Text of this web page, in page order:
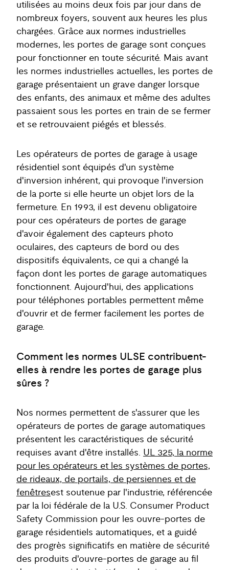
utilisées au moins deux fois par jour dans de
nombreux foyers, souvent aux heures les plus
chargées. Grâce aux normes industrielles
modernes, les portes de garage sont conçues
pour fonctionner en toute sécurité. Mais avant
les normes industrielles actuelles, les portes de
garage présentaient un grave danger lorsque
des enfants, des animaux et même des adultes
passaient sous les portes en train de se fermer
et se retrouvaient piégés et blessés.
Les opérateurs de portes de garage à usage
résidentiel sont équipés d'un système
d'inversion inhérent, qui provoque l'inversion
de la porte si elle heurte un objet lors de la
fermeture. En 1993, il est devenu obligatoire
pour ces opérateurs de portes de garage
d'avoir également des capteurs photo
oculaires, des capteurs de bord ou des
dispositifs équivalents, ce qui a changé la
façon dont les portes de garage automatiques
fonctionnent. Aujourd'hui, des applications
pour téléphones portables permettent même
d'ouvrir et de fermer facilement les portes de
garage.
Comment les normes ULSE contribuent-
elles à rendre les portes de garage plus
sûres ?
Nos normes permettent de s'assurer que les
opérateurs de portes de garage automatiques
présentent les caractéristiques de sécurité
requises avant d'être installés. UL 325, la norme
pour les opérateurs et les systèmes de portes,
de rideaux, de portails, de persiennes et de
fenêtresest soutenue par l'industrie, référencée
par la loi fédérale de la U.S. Consumer Product
Safety Commission pour les ouvre-portes de
garage résidentiels automatiques, et a guidé
des progrès significatifs en matière de sécurité
des produits d'ouvre-portes de garage au fil